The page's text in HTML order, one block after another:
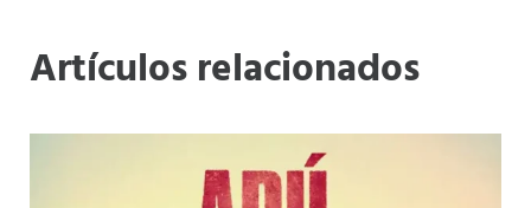
Artículos relacionados